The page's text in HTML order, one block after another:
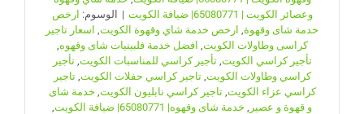
وعصائر الكويت | 65080771| ضيافة الكويت
| الوسوم: ارخص
خدمة شاى وقهوة
ارخص خدمة شاي وقهوة الكويت
اسعار تاجير
كراسى وطاولات الكويت
افضل خدمة فلبينيات شاى وقهوه
تأجير كراسي الكويت ,تأجير كراسي للمناسبات الكويت ,تأجير
كراسي وطاولات الكويت ,تاجير كراسي حفلات الكويت ,تاجير
كراسي عزاء الكويت ,تاجير كراسي نابليون الكويت خدمة شاى
و قهوة و عصير
خدمة شاى وقهوه| 65080771| ضيافة الكويت